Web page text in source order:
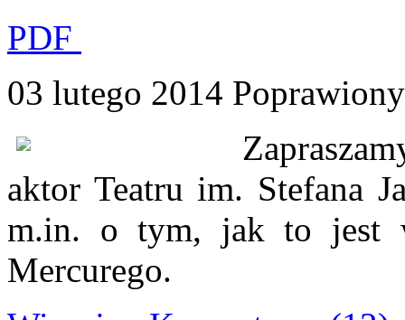
PDF
03 lutego 2014
aktor Teatru im. Stefana
m.in. o tym, jak to jest
Mercurego.